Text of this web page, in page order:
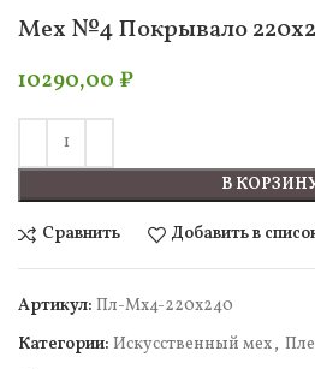
Мех №4 Покрывало
10290,00 ₽
В
Сравнить Добавить в
Артикул: Пл-Мх4-220х240
Категории: Искусcтвенный мех,